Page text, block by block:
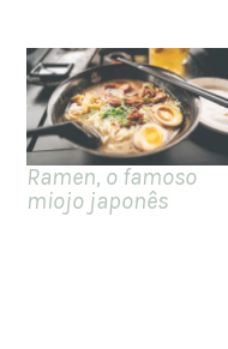
Ramen, o famoso
miojo japonês